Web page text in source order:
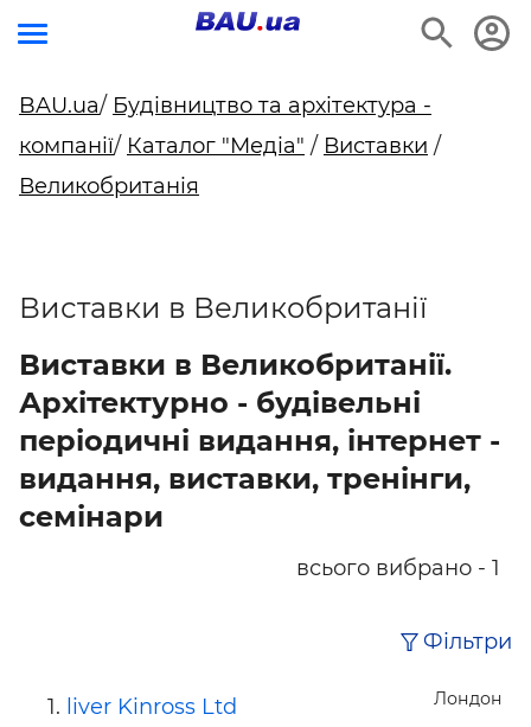
BAU.ua/ Будівництво та архітектура -
компанії/ Каталог "Медіа" / Виставки /
Великобританія
Виставки в Великобританії
Виставки в Великобританії.
Архітектурно - будівельні
періодичні видання, інтернет -
видання, виставки, тренінги,
семінари
всього вибрано - 1
Фільтри
Лондон
liver Kinross Ltd